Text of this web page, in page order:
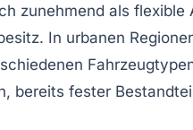
zunehmend als flexible
In urbanen
bereits fester